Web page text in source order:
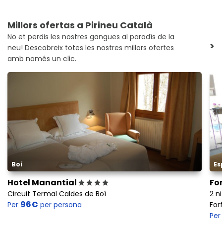
Millors ofertas a Pirineu Català
No et perdis les nostres gangues al paradís de la
neu! Descobreix totes les nostres millors ofertes
amb només un clic.
>
Boí
Hotel Manantial
Circuit Termal Caldes de Boí
Per 96€ per persona
2
Per